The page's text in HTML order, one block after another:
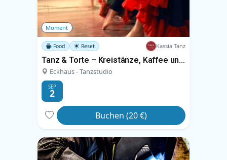
Moment
Food Reset Kassia Tanz
Tanz & Torte – Kreistänze, Kaffee und Kuchen
Eckhaus - Tanzstudio
SEP
2
Buchen (20 €)